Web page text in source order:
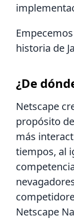
historia de
¿De
Netscape
propósito
más
tiempos, al
Netscape